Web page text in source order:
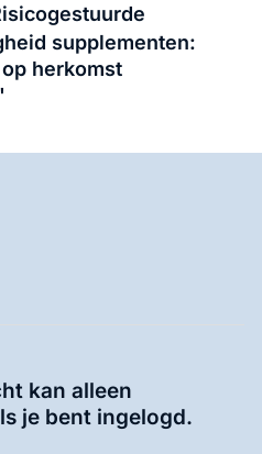
supplementen:
herkomst
kan alleen
je bent ingelogd.